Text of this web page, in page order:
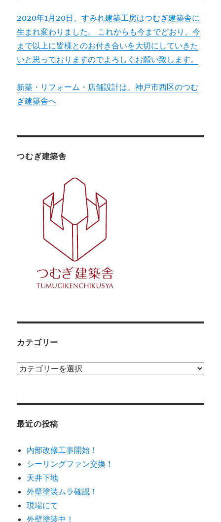
2020年1月20日、すみれ建築工房はつむぎ建築舎に
生まれ変わりました。 これからも今までどおり、今
まで以上に皆様とのお付き合いを大切にしていきた
いと思っておりますのでよろしくお願い致します。
新築・リフォーム・店舗設計は、神戸市西区のつむ
ぎ建築舎へ
つむぎ建築舎
カテゴリー
カ
ー
最近の投稿
内部改修工事開始！
シーリングファン交換！
天井下地
外壁塗装ムラ確認！
現場にて
外壁塗装中！